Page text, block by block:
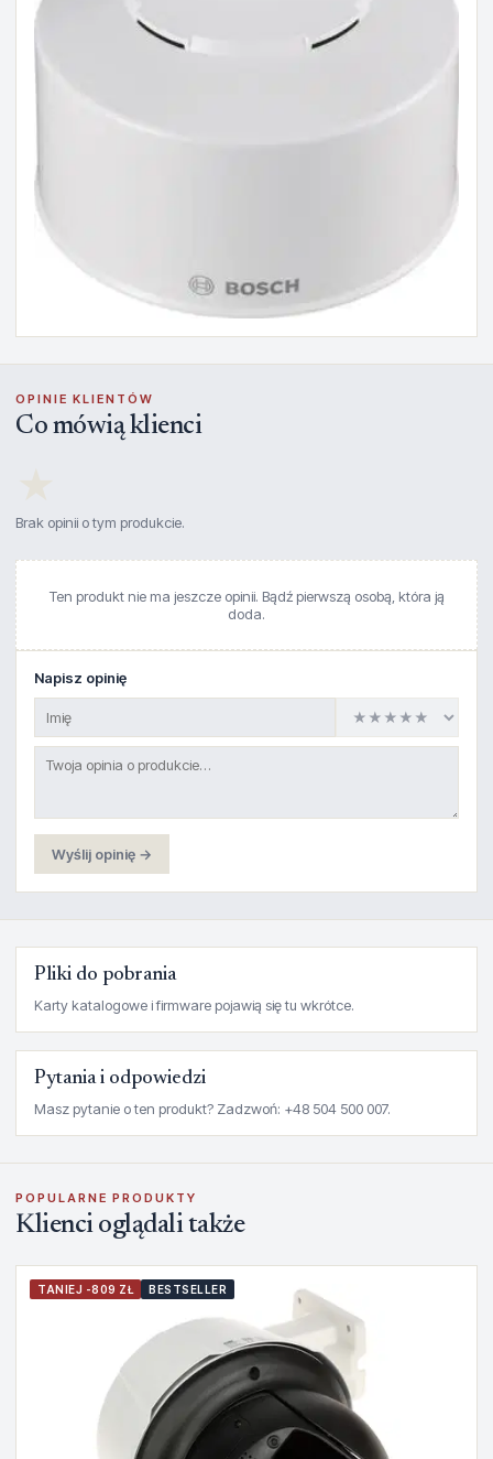
OPINIE KLIENTÓW
Co mówią klienci
Brak opinii o tym produkcie.
Ten produkt nie ma jeszcze opinii. Bądź pierwszą osobą, która ją
doda.
Napisz opinię
Wyślij opinię →
Pliki do pobrania
Karty katalogowe i firmware pojawią się tu wkrótce.
Pytania i odpowiedzi
Masz pytanie o ten produkt? Zadzwoń: +48 504 500 007.
POPULARNE PRODUKTY
Klienci oglądali także
TANIEJ -809 ZŁ BESTSELLER